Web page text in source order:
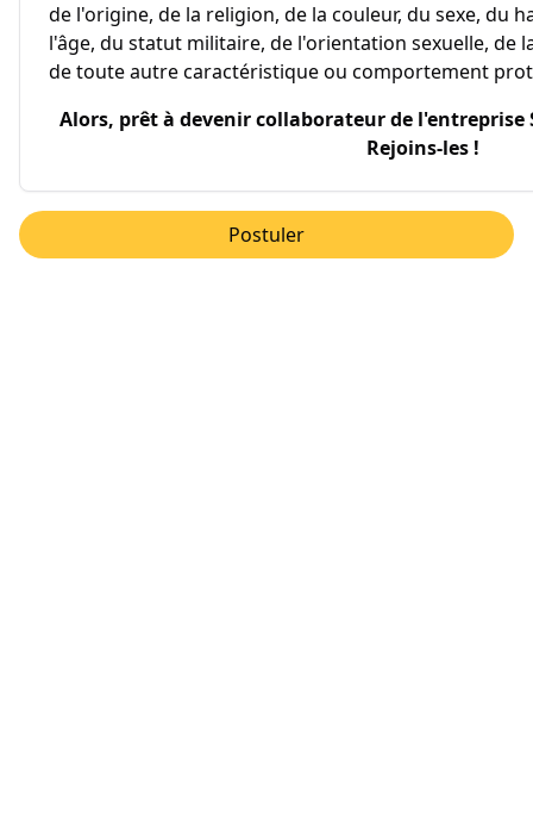
de l'origine, de la religion, de la couleur, du sexe, du
l'âge, du statut militaire, de l'orientation sexuelle, de
de toute autre caractéristique ou comportement
Alors, prêt à devenir collaborateur de l'entreprise
Rejoins-les !
Postuler